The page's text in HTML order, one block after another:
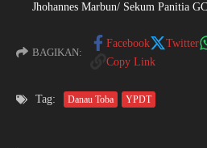
Jhohannes Marbun/ Sekum Panitia
BAGIKAN:
Facebook Twitter
Copy Link
Tag: Danau Toba YPDT